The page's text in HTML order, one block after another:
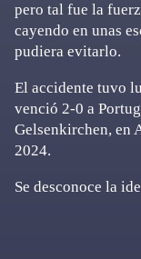
pero tal fue la
cayendo en unas
pudiera evitarlo.
El accidente tuvo
venció 2-0 a
Gelsenkirchen, en
2024.
Se desconoce la